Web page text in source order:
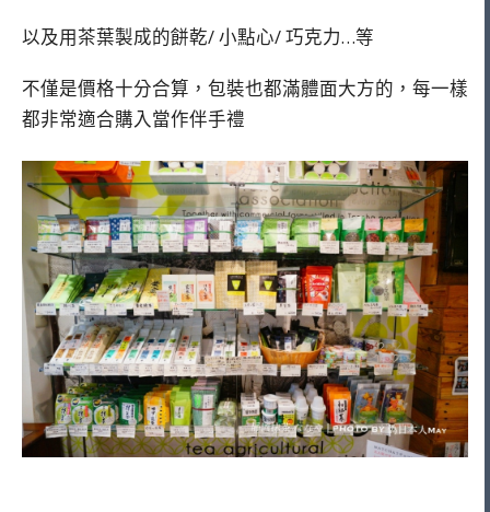
以及用茶葉製成的餅乾/ 小點心/ 巧克力…等
不僅是價格十分合算，包裝也都滿體面大方的，每一樣
都非常適合購入當作伴手禮